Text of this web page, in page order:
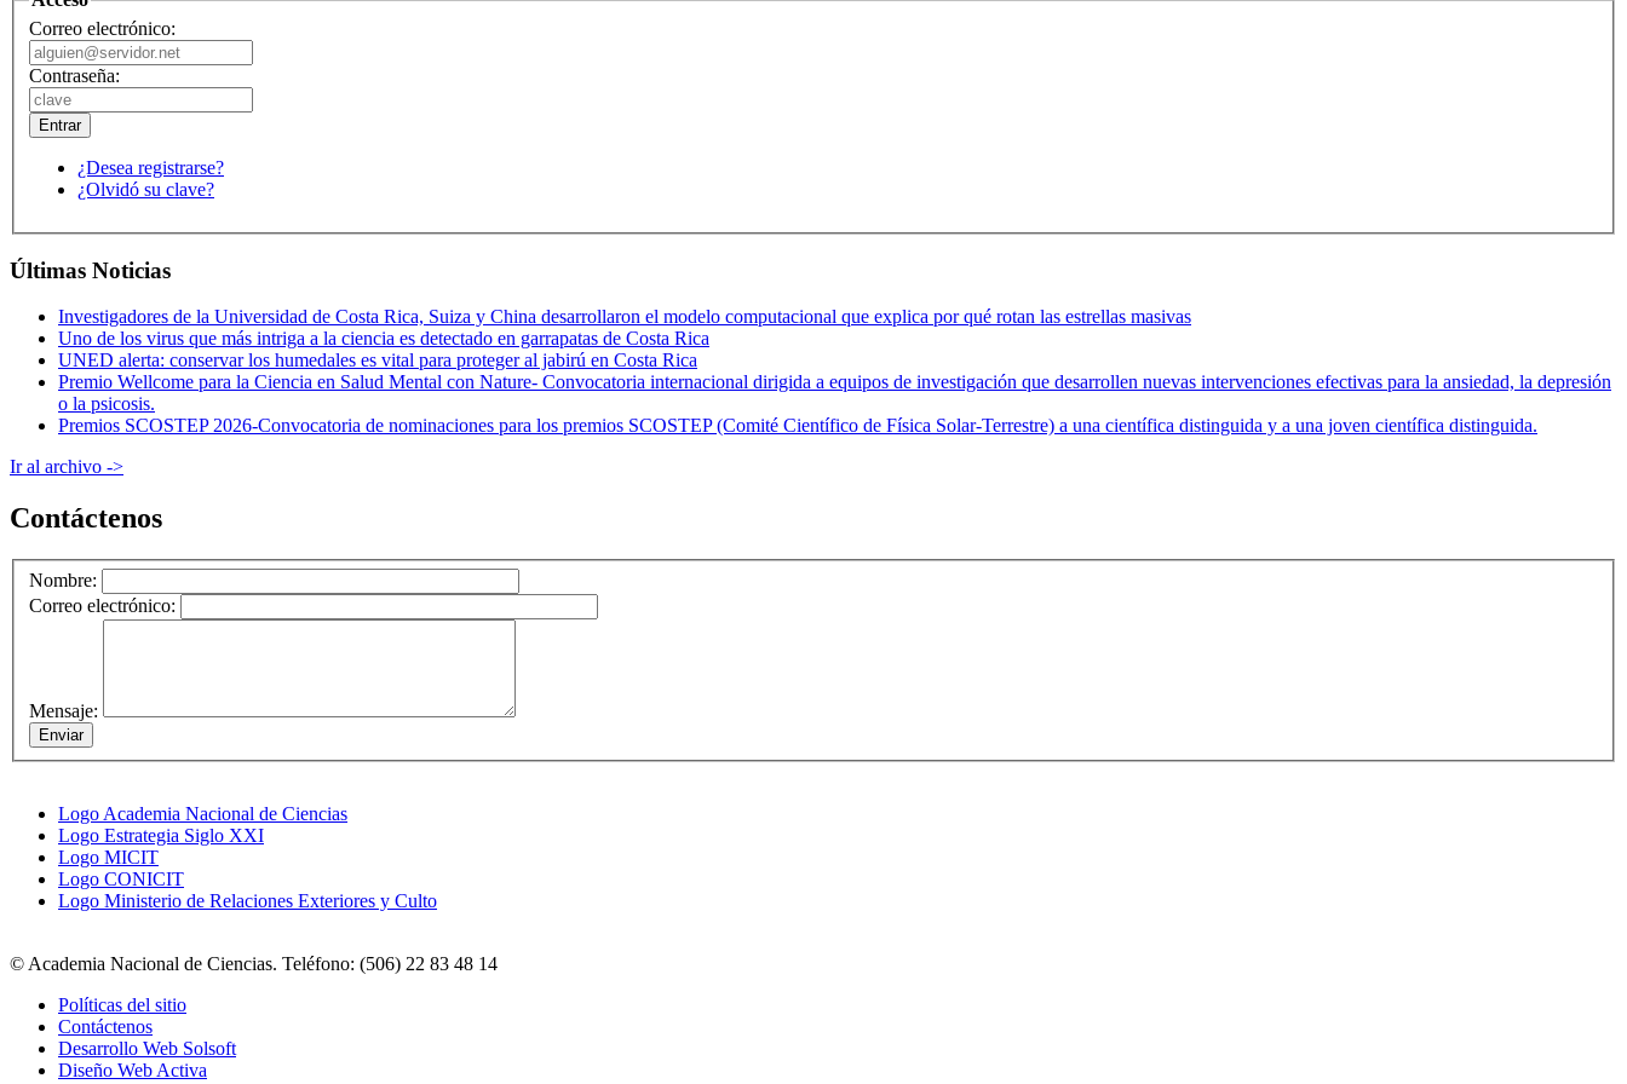
Correo electrónico:
Contraseña:
¿Desea registrarse?
¿Olvidó su clave?
Últimas Noticias
Investigadores de la Universidad de Costa Rica, Suiza y China desarrollaron el modelo computacional que explica por qué rotan las estrellas masivas
Uno de los virus que más intriga a la ciencia es detectado en garrapatas de Costa Rica
UNED alerta: conservar los humedales es vital para proteger al jabirú en Costa Rica
Premio Wellcome para la Ciencia en Salud Mental con Nature- Convocatoria internacional dirigida a equipos de investigación que desarrollen nuevas intervenciones efectivas para la ansiedad, la depresión
o la psicosis.
Premios SCOSTEP 2026-Convocatoria de nominaciones para los premios SCOSTEP (Comité Científico de Física Solar-Terrestre) a una científica distinguida y a una joven científica distinguida.
Ir al archivo ->
Contáctenos
Nombre:
Correo electrónico:
Mensaje:
Logo Academia Nacional de Ciencias
Logo Estrategia Siglo XXI
Logo MICIT
Logo CONICIT
Logo Ministerio de Relaciones Exteriores y Culto
© Academia Nacional de Ciencias. Teléfono: (506) 22 83 48 14
Políticas del sitio
Contáctenos
Desarrollo Web Solsoft
Diseño Web Activa